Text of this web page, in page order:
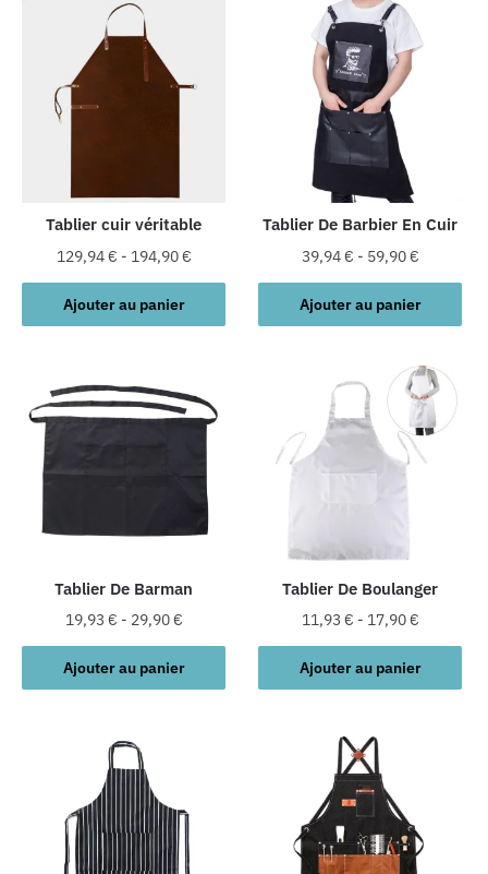
plusieurs
variations.
Les
options
peuvent
être
choisies
sur
la
page
produit
Tablier cuir véritable
129,94€ - 194,90€
Ajouter au panier
Tablier De Barbier En Cuir
39,94€ - 59,90€
Ajouter au panier
Tablier De Barman
19,93 € - 29,90€
Ajouter au panier
Tablier De Boulanger
11,93 € - 17,90€
Ajouter au panier